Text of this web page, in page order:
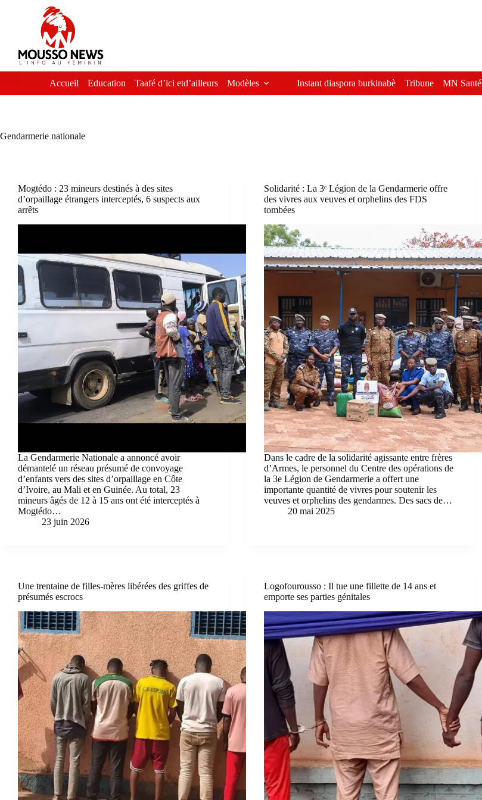
Accueil Education Taafé d’ici etd’ailleurs Modèles Instant diaspora burkinabè Tribune MN Santé
Gendarmerie nationale
Mogtédo : 23 mineurs destinés à des sites
d’orpaillage étrangers interceptés, 6 suspects aux
arrêts
La Gendarmerie Nationale a annoncé avoir
démantelé un réseau présumé de convoyage
d’enfants vers des sites d’orpaillage en Côte
d’Ivoire, au Mali et en Guinée. Au total, 23
mineurs âgés de 12 à 15 ans ont été interceptés à
Mogtédo…
23 juin 2026
Solidarité : La 3ᵉ Légion de la Gendarmerie offre
des vivres aux veuves et orphelins des FDS
tombées
Dans le cadre de la solidarité agissante entre frères
d’Armes, le personnel du Centre des opérations de
la 3e Légion de Gendarmerie a offert une
importante quantité de vivres pour soutenir les
veuves et orphelins des gendarmes. Des sacs de…
20 mai 2025
Une trentaine de filles-mères libérées des griffes de
présumés escrocs
Logofourousso : Il tue une fillette de 14 ans et
emporte ses parties génitales